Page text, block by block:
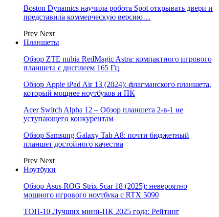
Boston Dynamics научила робота Spot открывать двери и
представила коммерческую версию…
Prev Next
Планшеты
Обзор ZTE nubia RedMagic Astra: компактного игрового
планшета с дисплеем 165 Гц
Обзор Apple iPad Air 13 (2024): флагманского планшета,
который мощнее ноутбуков и ПК
Acer Switch Alpha 12 – Обзор планшета 2-в-1 не
уступающего конкурентам
Обзор Samsung Galaxy Tab A8: почти бюджетный
планшет достойного качества
Prev Next
Ноутбуки
Обзор Asus ROG Strix Scar 18 (2025): невероятно
мощного игрового ноутбука с RTX 5090
ТОП-10 Лучших мини-ПК 2025 года: Рейтинг